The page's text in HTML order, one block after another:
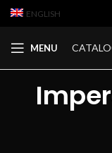
ENGLISH
MENU